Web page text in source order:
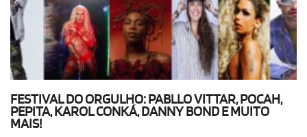
FESTIVAL DO ORGULHO: PABLLO VITTAR, POCAH,
PEPITA, KAROL CONKÁ, DANNY BOND E MUITO
MAIS!